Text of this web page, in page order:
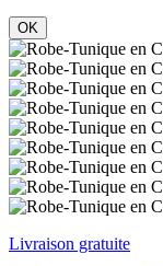
OK
Livraison gratuite